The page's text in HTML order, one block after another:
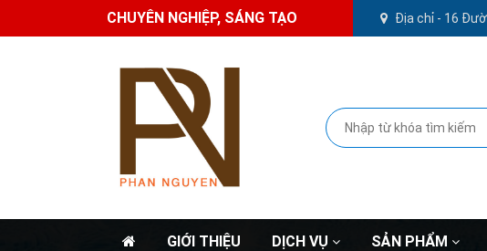
CHUYÊN NGHIỆP, SÁNG TẠO Địa chỉ - 16
GIỚI THIỆU DỊCH VỤ SẢN PHẨM